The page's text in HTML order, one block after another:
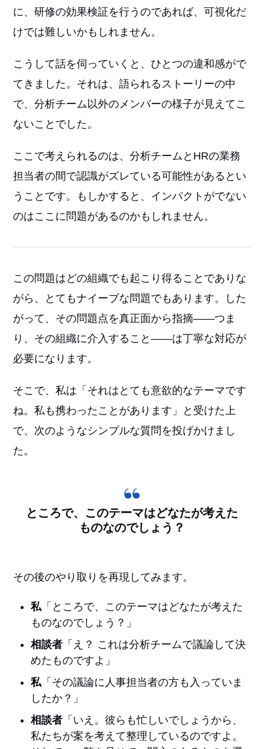
に、研修の効果検証を行うのであれば、可視化だ
けでは難しいかもしれません。
こうして話を伺っていくと、ひとつの違和感がで
てきました。それは、語られるストーリーの中
で、分析チーム以外のメンバーの様子が見えてこ
ないことでした。
ここで考えられるのは、分析チームとHRの業務
担当者の間で認識がズレている可能性があるとい
うことです。もしかすると、インパクトがでない
のはここに問題があるのかもしれません。
この問題はどの組織でも起こり得ることでありな
がら、とてもナイーブな問題でもあります。した
がって、その問題点を真正面から指摘――つま
り、その組織に介入すること――は丁寧な対応が
必要になります。
そこで、私は「それはとても意欲的なテーマです
ね。私も携わったことがあります」と受けた上
で、次のようなシンプルな質問を投げかけまし
た。
ところで、このテーマはどなたが考えた
ものなのでしょう？
その後のやり取りを再現してみます。
私「ところで、このテーマはどなたが考えた
ものなのでしょう？」
相談者 「え？ これは分析チームで議論して決
めたものですよ」
私「その議論に人事担当者の方も入っていま
したか？」
相談者 「いえ。彼らも忙しいでしょうから、
私たちが案を考えて整理しているのですよ。